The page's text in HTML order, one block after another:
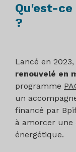
Qu'est-ce
?
Lancé en
renouvelé en
programme
un
financé par
à amorcer une
énergétique.